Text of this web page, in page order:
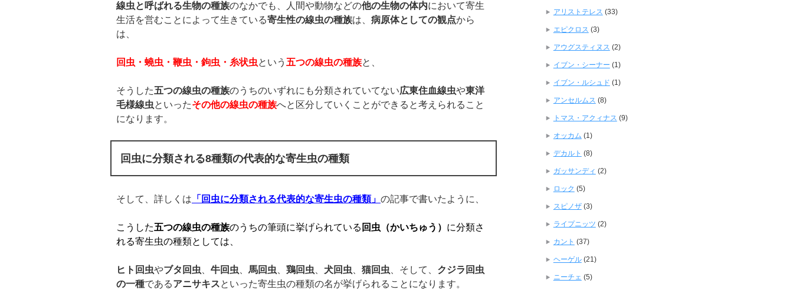
線虫と呼ばれる生物の種族のなかでも、人間や動物などの他の生物の体内において寄生
生活を営むことによって生きている寄生性の線虫の種族は、 病原体としての観点から
は、
回虫・蟯虫・鞭虫・鉤虫・糸状虫という 五つの線虫の種族と、
そうした五つの線虫の種族のうちのいずれにも分類されていてない広東住血線虫や東洋
毛様線虫といったその他の線虫の種族へと区分していくことができると考えられること
になります。
回虫に分類される8種類の代表的な寄生虫の種類
そして、詳しくは 「回虫に分類される代表的な寄生虫の種類」 の記事で書いたように、
こうした五つの線虫の種族のうちの筆頭に挙げられている 回虫（かいちゅう） に分類さ
れる寄生虫の種類としては、
ヒト回虫やブタ回虫 牛回虫 馬回虫 鶏回虫 犬回虫 猫回虫 、そして、 クジラ回虫
の一種であるアニサキスといった寄生虫の種類の名が挙げられることになります。
アリストテレス (33)
エピクロス (3)
アウグスティヌス (2)
イブン・シーナー (1)
イブン・ルシュド (1)
アンセルムス (8)
トマス・アクィナス (9)
オッカム (1)
デカルト (8)
ガッサンディ (2)
ロック (5)
スピノザ(3)
ライプニッツ (2)
カント (37)
ヘーゲル(21)
ニーチェ (5)